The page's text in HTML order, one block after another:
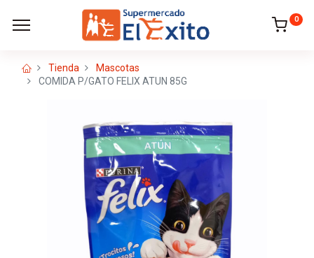
0
Tienda
Mascotas
COMIDA P/GATO FELIX ATUN 85G